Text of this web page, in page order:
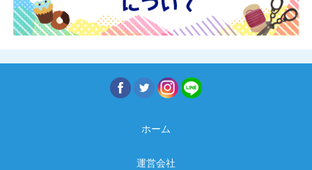
ホーム
運営会社